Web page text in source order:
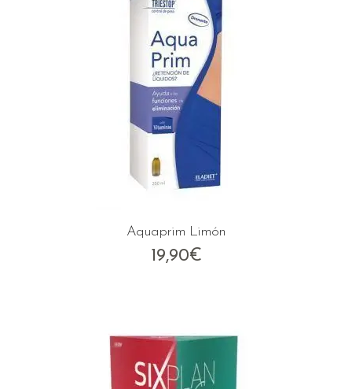
Aquaprim Limón
19,90€